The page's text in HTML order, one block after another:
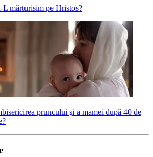
L mărturisim pe Hristos?
pruncului şi a mamei după 40 de